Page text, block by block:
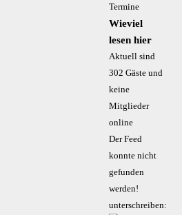
Termine
Wieviel
lesen hier
Aktuell sind
302 Gäste und
keine
Mitglieder
online
Der Feed
konnte nicht
gefunden
werden!
unterschreiben: